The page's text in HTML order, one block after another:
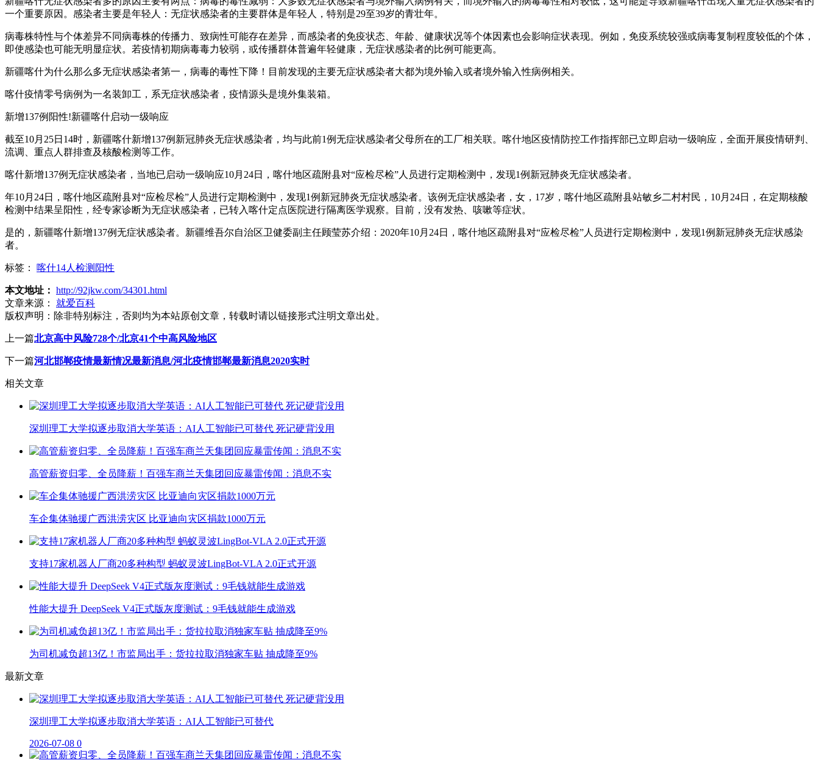
一个重要原因。感染者主要是年轻人：无症状感染者的主要群体是年轻人，特别是29至39岁的青壮年。
病毒株特性与个体差异不同病毒株的传播力、致病性可能存在差异，而感染者的免疫状态、年龄、健康状况等个体因素也会影响症状表现。例如，免疫系统较强或病毒复制程度较低的个体，
即使感染也可能无明显症状。若疫情初期病毒毒力较弱，或传播群体普遍年轻健康，无症状感染者的比例可能更高。
新疆喀什为什么那么多无症状感染者第一，病毒的毒性下降！目前发现的主要无症状感染者大都为境外输入或者境外输入性病例相关。
喀什疫情零号病例为一名装卸工，系无症状感染者，疫情源头是境外集装箱。
新增137例阳性!新疆喀什启动一级响应
截至10月25日14时，新疆喀什新增137例新冠肺炎无症状感染者，均与此前1例无症状感染者父母所在的工厂相关联。喀什地区疫情防控工作指挥部已立即启动一级响应，全面开展疫情研判、
流调、重点人群排查及核酸检测等工作。
喀什新增137例无症状感染者，当地已启动一级响应10月24日，喀什地区疏附县对“应检尽检”人员进行定期检测中，发现1例新冠肺炎无症状感染者。
年10月24日，喀什地区疏附县对“应检尽检”人员进行定期检测中，发现1例新冠肺炎无症状感染者。该例无症状感染者，女，17岁，喀什地区疏附县站敏乡二村村民，10月24日，在定期核酸
检测中结果呈阳性，经专家诊断为无症状感染者，已转入喀什定点医院进行隔离医学观察。目前，没有发热、咳嗽等症状。
是的，新疆喀什新增137例无症状感染者。新疆维吾尔自治区卫健委副主任顾莹苏介绍：2020年10月24日，喀什地区疏附县对“应检尽检”人员进行定期检测中，发现1例新冠肺炎无症状感染
者。
标签： 喀什14人检测阳性
本文地址： http://92jkw.com/34301.html
文章来源：
就爱百科
版权声明： 除非特别标注，否则均为本站原创文章，转载时请以链接形式注明文章出处。
上一篇北京高中风险728个/北京41个中高风险地区
下一篇河北邯郸疫情最新情况最新消息/河北疫情邯郸最新消息2020实时
相关文章
深圳理工大学拟逐步取消大学英语：AI人工智能已可替代 死记硬背没用
高管薪资归零、全员降薪！百强车商兰天集团回应暴雷传闻：消息不实
车企集体驰援广西洪涝灾区 比亚迪向灾区捐款1000万元
支持17家机器人厂商20多种构型 蚂蚁灵波LingBot-VLA 2.0正式开源
性能大提升 DeepSeek V4正式版灰度测试：9毛钱就能生成游戏
为司机减负超13亿！市监局出手：货拉拉取消独家车贴 抽成降至9%
最新文章
深圳理工大学拟逐步取消大学英语：AI人工智能已可替代
2026-07-08 0